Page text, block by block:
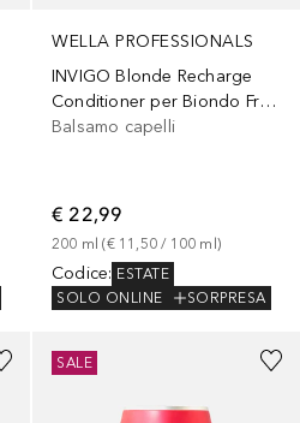
WELLA PROFESSIONALS
INVIGO Blonde Recharge
Conditioner per Biondo Freddo
Balsamo capelli
€ 22,99
200 ml (€ 11,50 / 100 ml )
Codice: ESTATE
SOLO ONLINE
SORPRESA
SALE